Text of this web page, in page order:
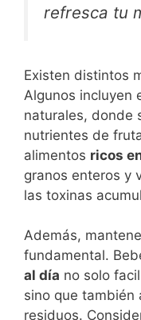
refresca tu
Existen distintos
Algunos incluyen
naturales, donde
nutrientes de
alimentos ricos
granos enteros y
las toxinas
Además,
fundamental.
al día no solo
sino que también
residuos.